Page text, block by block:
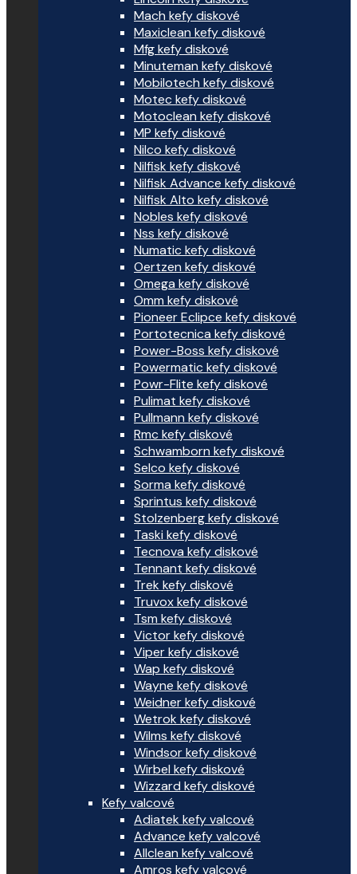
Mach kefy diskové
Maxiclean kefy diskové
Mfg kefy diskové
Minuteman kefy diskové
Mobilotech kefy diskové
Motec kefy diskové
Motoclean kefy diskové
MP kefy diskové
Nilco kefy diskové
Nilfisk kefy diskové
Nilfisk Advance kefy diskové
Nilfisk Alto kefy diskové
Nobles kefy diskové
Nss kefy diskové
Numatic kefy diskové
Oertzen kefy diskové
Omega kefy diskové
Omm kefy diskové
Pioneer Eclipce kefy diskové
Portotecnica kefy diskové
Power-Boss kefy diskové
Powermatic kefy diskové
Powr-Flite kefy diskové
Pulimat kefy diskové
Pullmann kefy diskové
Rmc kefy diskové
Schwamborn kefy diskové
Selco kefy diskové
Sorma kefy diskové
Sprintus kefy diskové
Stolzenberg kefy diskové
Taski kefy diskové
Tecnova kefy diskové
Tennant kefy diskové
Trek kefy diskové
Truvox kefy diskové
Tsm kefy diskové
Victor kefy diskové
Viper kefy diskové
Wap kefy diskové
Wayne kefy diskové
Weidner kefy diskové
Wetrok kefy diskové
Wilms kefy diskové
Windsor kefy diskové
Wirbel kefy diskové
Wizzard kefy diskové
Kefy valcové
Adiatek kefy valcové
Advance kefy valcové
Allclean kefy valcové
Amros kefy valcové